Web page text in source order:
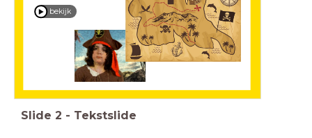
bekijk
Slide 2 - Tekstslide